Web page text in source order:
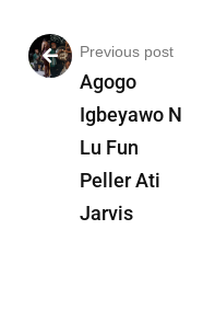
Previous post
Agogo
Igbeyawo N
Lu Fun
Peller Ati
Jarvis